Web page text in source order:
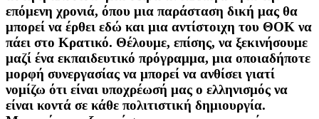
επόμενη χρονιά, όπου μια παράσταση δική μας θα
μπορεί να έρθει εδώ και μια αντίστοιχη του ΘΟΚ να
πάει στο Κρατικό. Θέλουμε, επίσης, να ξεκινήσουμε
μαζί ένα εκπαιδευτικό πρόγραμμα, μια οποιαδήποτε
μορφή συνεργασίας να μπορεί να ανθίσει γιατί
νομίζω ότι είναι υποχρέωσή μας ο ελληνισμός να
είναι κοντά σε κάθε πολιτιστική δημιουργία.